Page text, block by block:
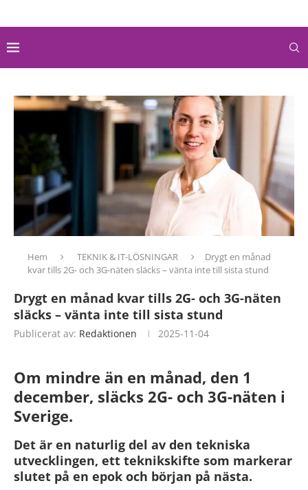
Hem TEKNIK & IT-LÖSNINGAR
Drygt en månad
kvar tills 2G- och 3G-näten släcks – vänta inte till sista stund
Drygt en månad kvar tills 2G- och 3G-näten
släcks – vänta inte till sista stund
Publicerat av: Redaktionen 2025-11-04
Om mindre än en månad, den 1
december, släcks 2G- och 3G-näten i
Sverige.
Det är en naturlig del av den tekniska
utvecklingen, ett teknikskifte som markerar
slutet på en epok och början på nästa.